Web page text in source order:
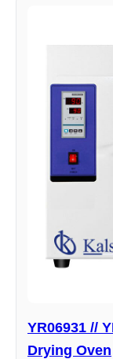
YR06931 //
Drying Oven